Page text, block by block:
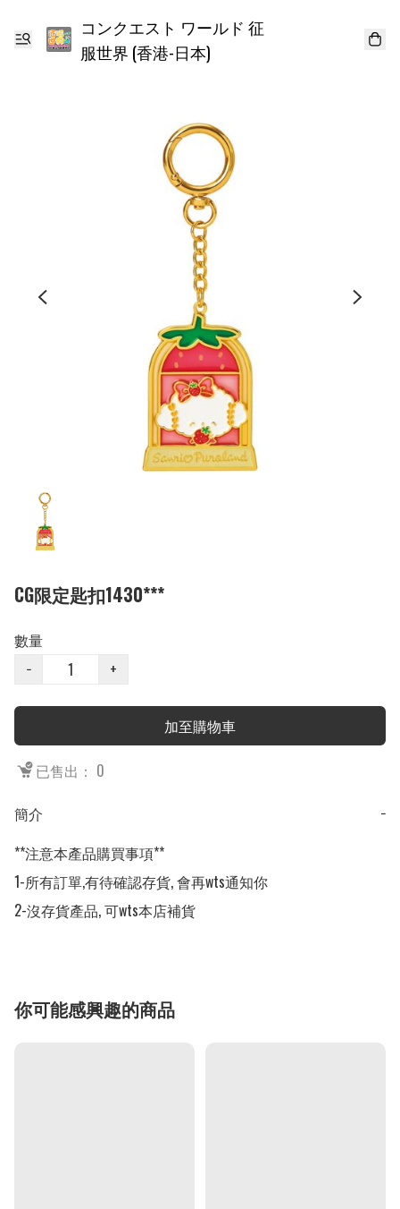
コンクエスト ワールド 征
服世界 (香港-日本)
CG限定匙扣1430***
數量
−
+
加至購物車
已售出： 0
簡介
−
**注意本產品購買事項**
1-所有訂單,有待確認存貨, 會再wts通知你
2-沒存貨產品, 可wts本店補貨
你可能感興趣的商品